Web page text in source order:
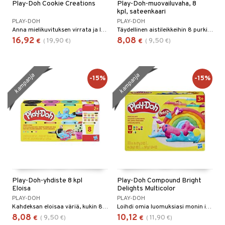
Play-Doh Cookie Creations
PLAY-DOH
Anna mielikuvituksen virrata ja luo kaikenlaisia erilaisia kakkuja ja muita makeisia!
16,92 € ( 19,90 €)
Play-Doh-muovailuvaha, 8
kpl, sateenkaari
PLAY-DOH
Täydellinen aistileikkeihin 8 purkin kanssa.
8,08 € ( 9,50 €)
Play-Doh-yhdiste 8 kpl
Eloisa
PLAY-DOH
Kahdeksan eloisaa väriä, kukin 85 g purkissa.
8,08 € ( 9,50 €)
kampanja -15%
Play-Doh Compound Bright
Delights Multicolor
PLAY-DOH
Loihdi omia luomuksiasi monin ihanin värein!
10,12 € ( 11,90 €)
kampanja -15%
Ninjago
Speed Champions
Super Heroes
Barn
Prinsessat
Kitty
Lehmä
lelut
& helistimet